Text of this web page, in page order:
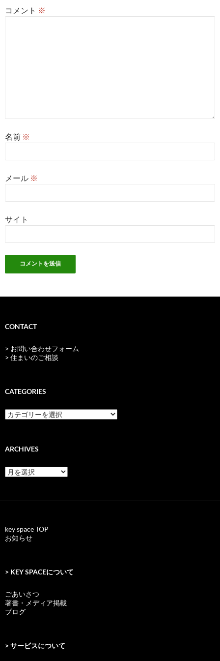
コメント ※
名前 ※
メール ※
サイト
CONTACT
> お問い合わせフォーム
> 住まいのご相談
CATEGORIES
categories
ARCHIVES
archives
key space TOP
お知らせ
> KEY SPACEについて
ごあいさつ
著書・メディア掲載
ブログ
> サービスについて